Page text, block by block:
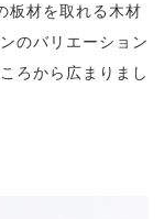
板材を取れる木材
のバリエーション
ろから広まりまし